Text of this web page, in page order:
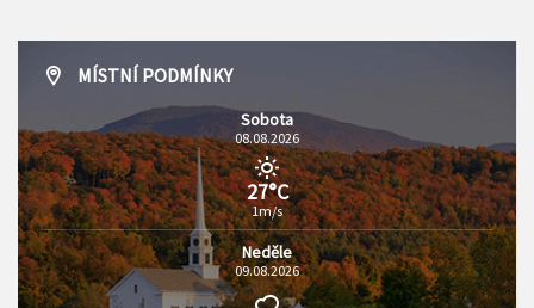
MÍSTNÍ PODMÍNKY
Sobota
08.08.2026
27°C
1m/s
Neděle
09.08.2026